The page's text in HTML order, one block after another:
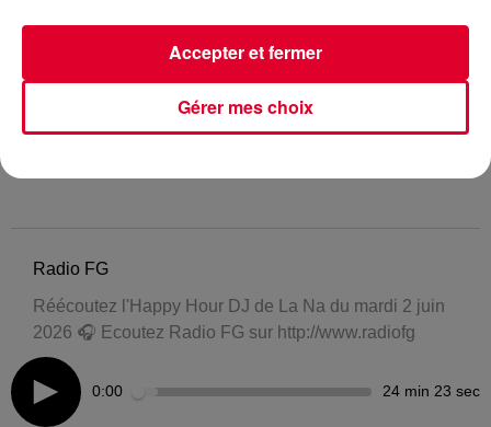
Radio FG
Réécoutez l'Happy Hour DJ de La Na du mardi 2 juin
2026 🎧 Ecoutez Radio FG sur http://www.radiofg
0:00 24 min 23 sec
Gérer mes choix
Accepter et fermer